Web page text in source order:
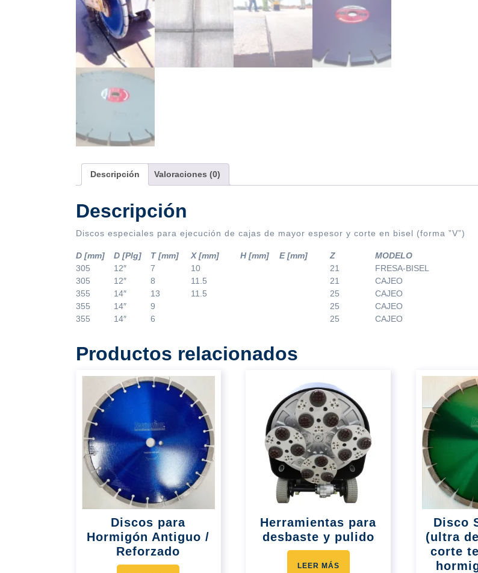
Descripción Valoraciones (0)
Descripción
Discos especiales para ejecución de cajas de mayor espesor y corte en bisel (forma ”V”)
D [mm] D [Plg] T [mm] X [mm] H [mm] E [mm] Z
MODELO
305
12″ 7 10 21
FRESA-BISEL
305
12″ 8 11.5 21
CAJEO
355
14″ 13 11.5 25
CAJEO
355
14″ 9 25
CAJEO
355
14″ 6 25 CAJEO
Productos relacionados
Discos para
Hormigón Antiguo /
Reforzado
Herramientas para
desbaste y pulido
LEER MÁS
Disco
(ultra
corte